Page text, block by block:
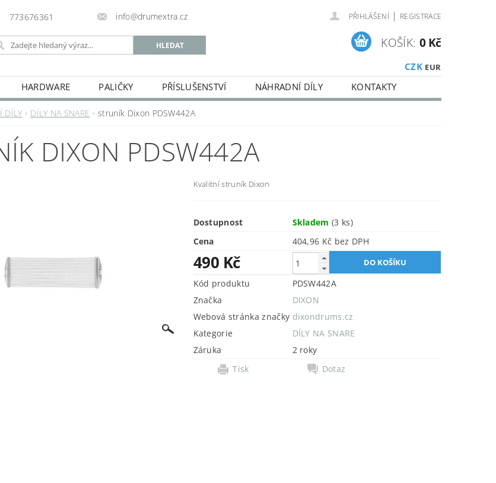
773676361 info@drumextra.cz PŘIHLÁŠENÍ | REGISTRACE
CZK EUR
KOŠÍK: 0 Kč
HARDWARE PALIČKY PŘÍSLUŠENSTVÍ NÁHRADNÍ DÍLY KONTAKTY
DÍLY DÍLY NA SNARE struník Dixon PDSW442A
DIXON PDSW442A
Kvalitní struník Dixon
Dostupnost Skladem(3 ks)
Cena
404,96 Kč bez DPH
490 Kč
Kód produktu
PDSW442A
Značka
DIXON
Webová stránka značky dixondrums.cz
Kategorie
DÍLY NA SNARE
Záruka
2 roky
Tisk
Dotaz